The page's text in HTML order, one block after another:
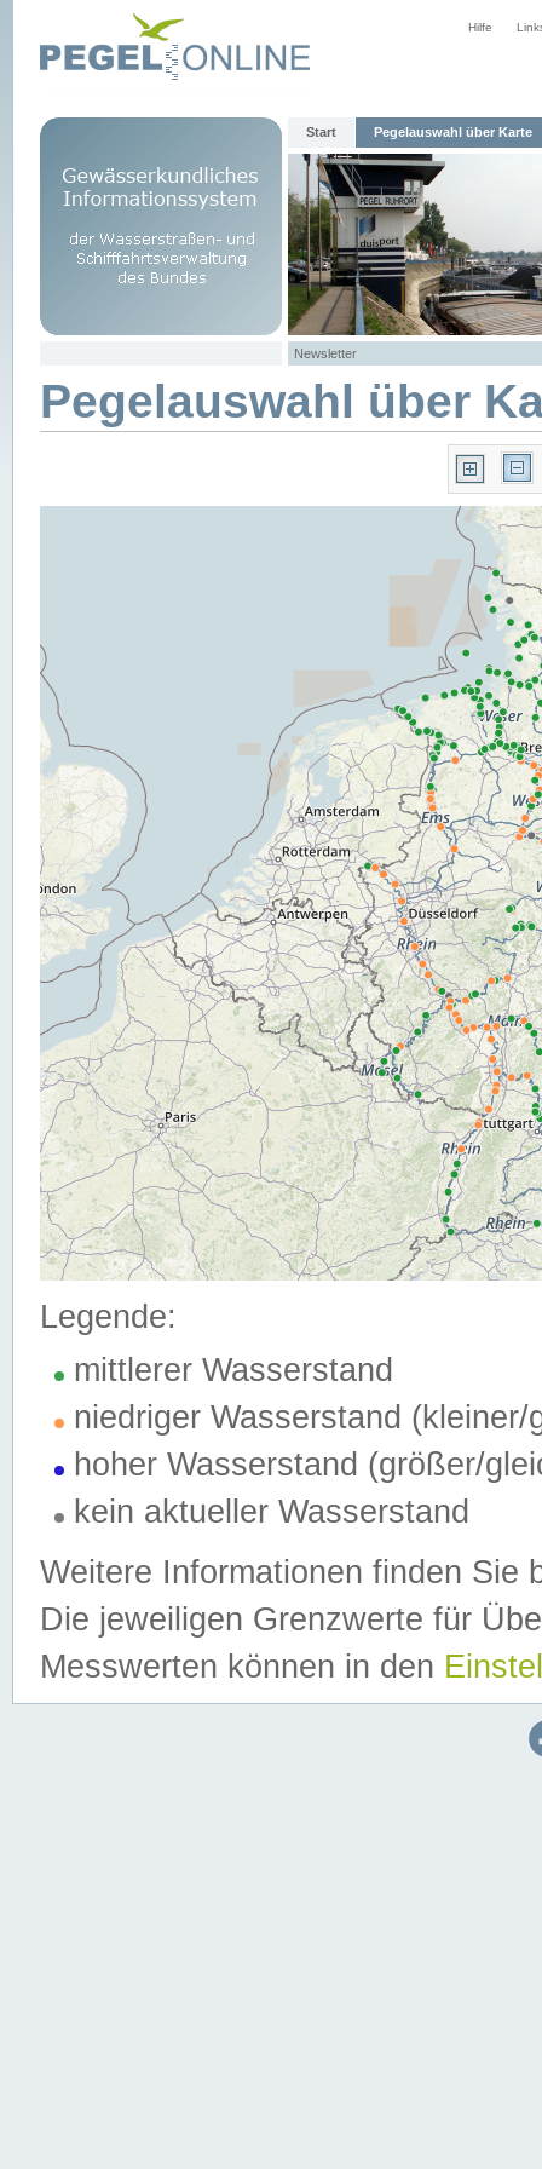
Hilfe
Start Pegelauswahl über Karte
Newsletter
Pegelauswahl über
Legende:
mittlerer Wasserstand
niedriger Wasserstand (kleiner/
hoher Wasserstand (größer/
kein aktueller Wasserstand
Weitere Informationen finden Sie
Die jeweiligen Grenzwerte für
Messwerten können in den